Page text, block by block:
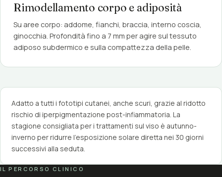
Rimodellamento corpo e adiposità
Su aree corpo: addome, fianchi, braccia, interno coscia,
ginocchia. Profondità fino a 7 mm per agire sul tessuto
adiposo subdermico e sulla compattezza della pelle.
Adatto a tutti i fototipi cutanei, anche scuri, grazie al ridotto
rischio di iperpigmentazione post-infiammatoria. La
stagione consigliata per i trattamenti sul viso è autunno-
inverno per ridurre l'esposizione solare diretta nei 30 giorni
successivi alla seduta.
IL PERCORSO CLINICO